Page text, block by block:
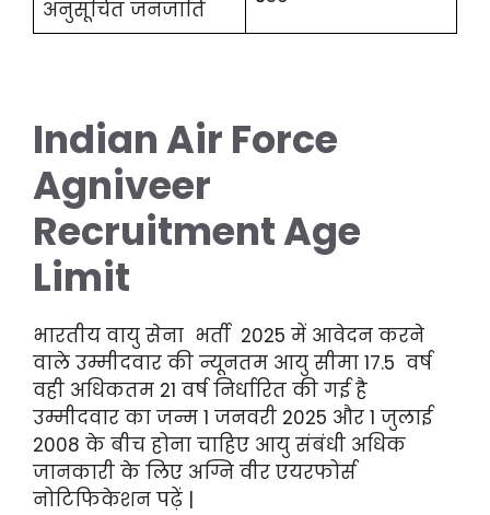
अनुसूचित जनजाति
Indian Air Force
Agniveer
Recruitment Age
Limit
भारतीय वायु सेना भर्ती 2025 में आवेदन करने
वाले उम्मीदवार की न्यूनतम आयु सीमा 17.5 वर्ष
वही अधिकतम 21 वर्ष निर्धारित की गई है
उम्मीदवार का जन्म 1 जनवरी 2025 और 1 जुलाई
2008 के बीच होना चाहिए आयु संबंधी अधिक
जानकारी के लिए अग्नि वीर एयरफोर्स
नोटिफिकेशन पढ़ें |